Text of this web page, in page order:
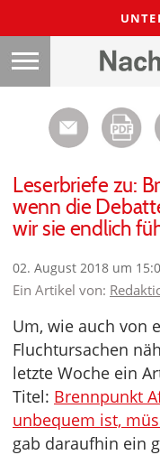
Leserbriefe zu:
wenn die
wir sie endlich
02. August 2018 um
Ein Artikel von:
Um, wie auch von
Fluchtursachen
letzte Woche ein
Titel: Brennpunkt
unbequem ist,
gab daraufhin ein